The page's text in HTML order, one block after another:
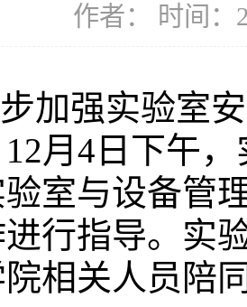
作者： 时间：
加强实验室
月4日下午
室与设备管
行指导。实
相关人员陪